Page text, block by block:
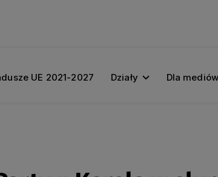
UE 2021-2027 Działy Dla mediów